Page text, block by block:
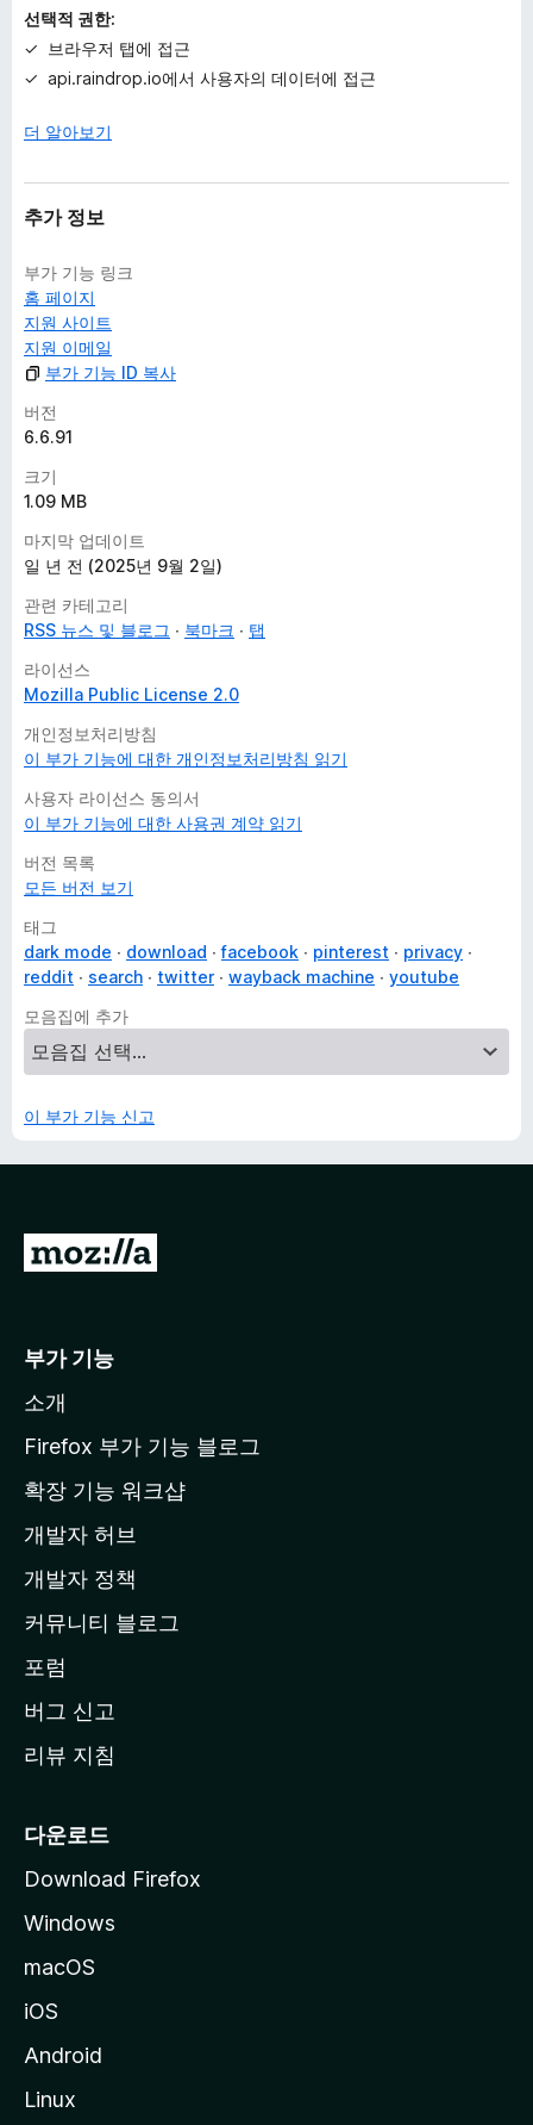
선택적 권한:
브라우저 탭에 접근
api.raindrop.io에서 사용자의 데이터에 접근
더 알아보기
추가 정보
부가 기능 링크
홈 페이지
지원 사이트
지원 이메일
부가 기능 ID 복사
버전
6.6.91
크기
1.09 MB
마지막 업데이트
일 년 전 (2025년 9월 2일)
관련 카테고리
RSS 뉴스 및 블로그
북마크
탭
라이선스
Mozilla Public License 2.0
개인정보처리방침
이 부가 기능에 대한 개인정보처리방침 읽기
사용자 라이선스 동의서
이 부가 기능에 대한 사용권 계약 읽기
버전 목록
모든 버전 보기
태그
dark mode
download facebook pinterest
privacy
reddit
search twitter wayback machine
youtube
모음집에 추가
이 부가 기능 신고
M
l
a
페
이
지
이
동
부가 기능
소개
Firefox 부가 기능 블로그
확장 기능 워크샵
개발자 허브
개발자 정책
커뮤니티 블로그
포럼
버그 신고
리뷰 지침
다운로드
Download Firefox
Windows
macOS
iOS
Android
Linux